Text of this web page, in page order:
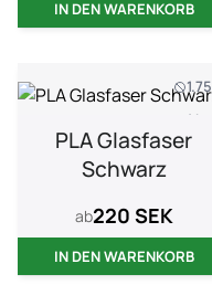
IN DEN WARENKORB
1.75
1 kg
PLA Glasfaser
Schwarz
ab220 SEK
IN DEN WARENKORB